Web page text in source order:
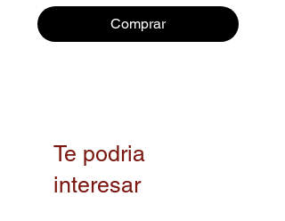
Comprar
Te podria
interesar